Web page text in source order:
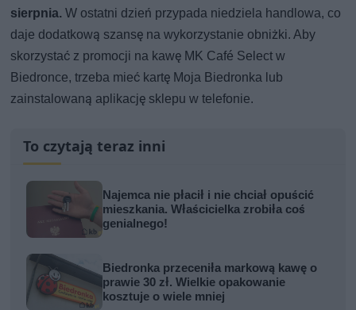
sierpnia. W ostatni dzień przypada niedziela handlowa, co
daje dodatkową szansę na wykorzystanie obniżki. Aby
skorzystać z promocji na kawę MK Café Select w
Biedronce, trzeba mieć kartę Moja Biedronka lub
zainstalowaną aplikację sklepu w telefonie.
To czytają teraz inni
Najemca nie płacił i nie chciał opuścić
mieszkania. Właścicielka zrobiła coś
genialnego!
Biedronka przeceniła markową kawę o
prawie 30 zł. Wielkie opakowanie
kosztuje o wiele mniej